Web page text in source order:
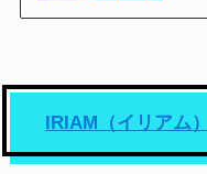
IRIAM（イリアム）